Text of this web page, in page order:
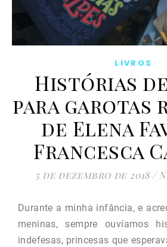
LIVROS
Histórias
para garotas
de Elena
Francesca
5 de dezembro de 2018 /
Durante a minha infância, e
meninas, sempre ouvíamos
indefesas, princesas que